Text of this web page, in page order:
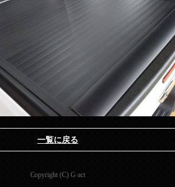
一覧に戻る
Copyright (C) G act